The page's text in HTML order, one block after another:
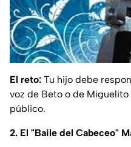
El reto: Tu hijo debe
voz de Beto o de Miguelito
público.
2. El "Baile del Cabeceo"